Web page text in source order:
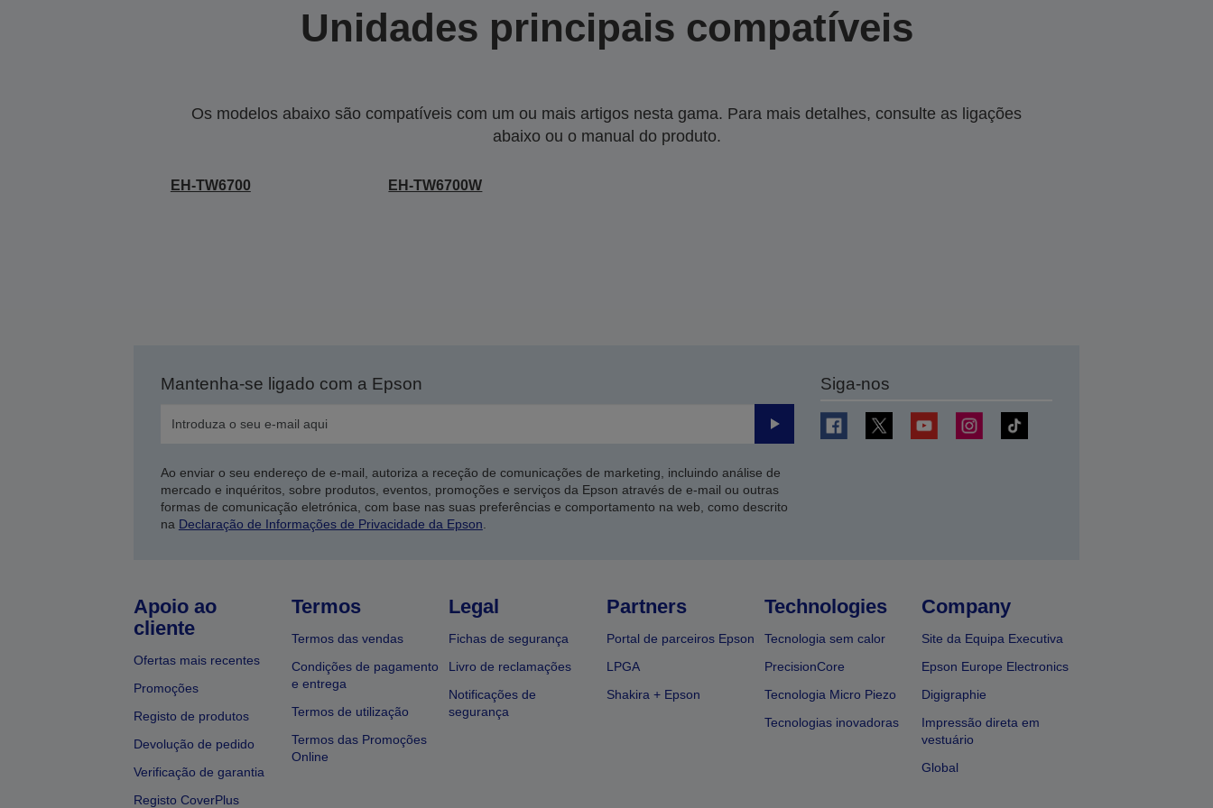
Unidades principais compatíveis
Os modelos abaixo são compatíveis com um ou mais artigos nesta gama. Para mais detalhes, consulte as ligações
abaixo ou o manual do produto.
EH-TW6700 EH-TW6700W
Mantenha-se ligado com a Epson
Enviar
Ao enviar o seu endereço de e-mail, autoriza a receção de comunicações de marketing, incluindo análise de
mercado e inquéritos, sobre produtos, eventos, promoções e serviços da Epson através de e-mail ou outras
formas de comunicação eletrónica, com base nas suas preferências e comportamento na web, como descrito
na Declaração de Informações de Privacidade da Epson
Siga-nos
Apoio ao
cliente
Ofertas mais recentes
Promoções
Registo de produtos
Devolução de pedido
Verificação de garantia
Registo CoverPlus
Termos
Termos das vendas
Condições de pagamento
e entrega
Termos de utilização
Termos das Promoções
Online
Legal
Fichas de segurança
Livro de reclamações
Notificações de
segurança
Partners
Portal de parceiros Epson
LPGA
Shakira + Epson
Technologies
Tecnologia sem calor
PrecisionCore
Tecnologia Micro Piezo
Tecnologias inovadoras
Company
Site da Equipa Executiva
Epson Europe Electronics
Digigraphie
Impressão direta em
vestuário
Global